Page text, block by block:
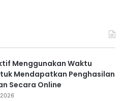
Menggunakan Waktu
Mendapatkan Penghasilan
Secara Online